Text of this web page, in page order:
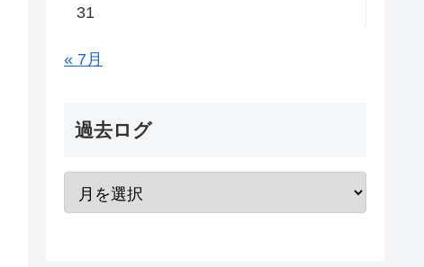
31
« 7月
過去ログ